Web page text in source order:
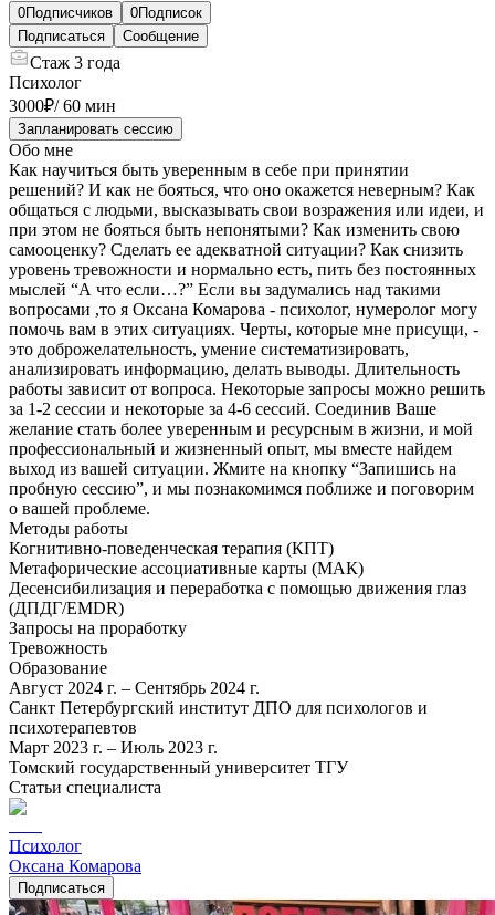
0Подписчиков 0Подписок
Подписаться
Сообщение
Стаж 3 года
Психолог
3000₽/60 мин
Запланировать сессию
Обо мне
Как научиться быть уверенным в себе при принятии
решений? И как не бояться, что оно окажется неверным? Как
общаться с людьми, высказывать свои возражения или идеи, и
при этом не бояться быть непонятыми? Как изменить свою
самооценку? Сделать ее адекватной ситуации? Как снизить
уровень тревожности и нормально есть, пить без постоянных
мыслей “А что если…?” Если вы задумались над такими
вопросами ,то я Оксана Комарова - психолог, нумеролог могу
помочь вам в этих ситуациях. Черты, которые мне присущи, -
это доброжелательность, умение систематизировать,
анализировать информацию, делать выводы. Длительность
работы зависит от вопроса. Некоторые запросы можно решить
за 1-2 сессии и некоторые за 4-6 сессий. Соединив Ваше
желание стать более уверенным и ресурсным в жизни, и мой
профессиональный и жизненный опыт, мы вместе найдем
выход из вашей ситуации. Жмите на кнопку “Запишись на
пробную сессию”, и мы познакомимся поближе и поговорим
о вашей проблеме.
Методы работы
Когнитивно-поведенческая терапия (КПТ)
Метафорические ассоциативные карты (МАК)
Десенсибилизация и переработка с помощью движения глаз
(ДПДГ/EMDR)
Запросы на проработку
Тревожность
Образование
Август 2024 г. – Сентябрь 2024 г.
Санкт Петербургский институт ДПО для психологов и
психотерапевтов
Март 2023 г. – Июль 2023 г.
Томский государственный университет ТГУ
Статьи специалиста
Психолог
Оксана Комарова
Подписаться